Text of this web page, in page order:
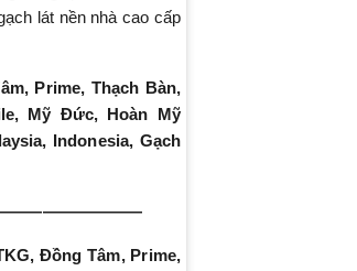
lát nền nhà cao cấp
Prime, Thạch Bàn,
Mỹ Đức, Hoàn Mỹ
Indonesia, Gạch
Đồng Tâm, Prime,